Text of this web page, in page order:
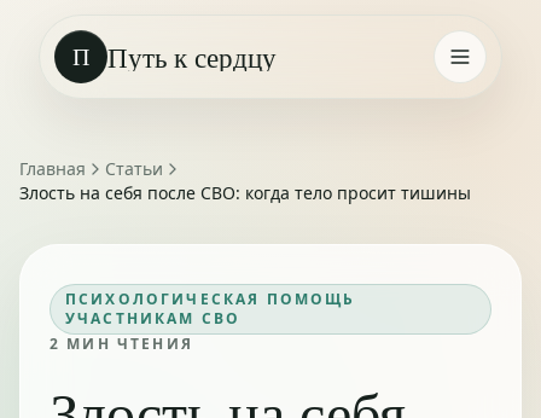
П Путь к сердцу
Главная
Статьи
Злость на себя после СВО: когда тело просит тишины
ПСИХОЛОГИЧЕСКАЯ ПОМОЩЬ
УЧАСТНИКАМ СВО
2 МИН ЧТЕНИЯ